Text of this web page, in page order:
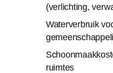
(verlichting,
Waterverbruik
ruimtes